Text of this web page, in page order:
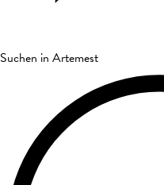
Suchen in Artemest